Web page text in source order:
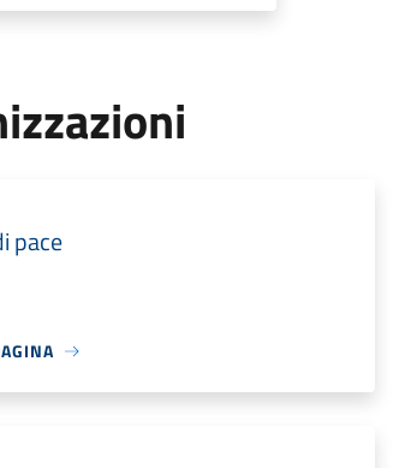
pace